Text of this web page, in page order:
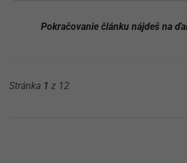
Pokračovanie článku nájdeš na
Stránka 1 z 12